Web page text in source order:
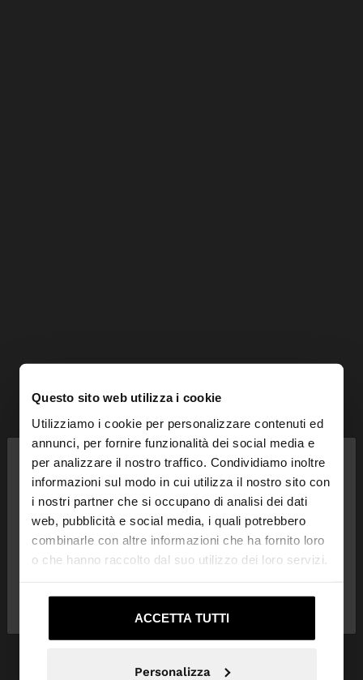
Questo sito web utilizza i cookie
Utilizziamo i cookie per personalizzare contenuti ed
annunci, per fornire funzionalità dei social media e
per analizzare il nostro traffico. Condividiamo inoltre
informazioni sul modo in cui utilizza il nostro sito con
i nostri partner che si occupano di analisi dei dati
web, pubblicità e social media, i quali potrebbero
combinarle con altre informazioni che ha fornito loro
o che hanno raccolto dal suo utilizzo dei loro servizi.
ACCETTA TUTTI
Personalizza
ciao ×
Stai accedendo al sito da Svizzera. Vuoi navigare
sul nostro sito United States?